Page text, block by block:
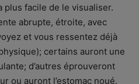
plus facile de le visualiser.
abrupte, étroite, avec
et vous ressentez déjà
certains auront une
d’autres éprouveront
ou auront l’estomac noué.